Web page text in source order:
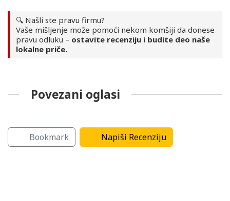
🔍 Našli ste pravu firmu?
Vaše mišljenje može pomoći nekom komšiji da donese
pravu odluku – ostavite recenziju i budite deo naše
lokalne priče.
Povezani oglasi
Bookmark Napiši Recenziju